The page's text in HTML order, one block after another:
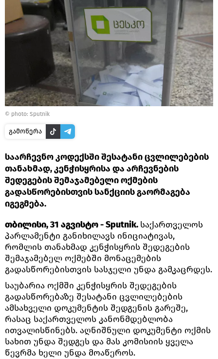
© photo: Sputnik
გამოწერა
საარჩევნო კოდექსში შესატანი ცვლილებების
თანახმად, კენჭისყრისა და არჩევნების
შედეგების შემაჯამებელი ოქმების
გადასწორებისთვის სანქციის გაორმაგება
იგეგმება.
თბილისი, 31 აგვისტო - Sputnik. საქართველოს
პარლამენტი განიხილავს ინიციატივას,
რომლის თანახმად კენჭისყრის შედეგების
შემაჯამებელ ოქმებში მონაცემების
გადასწორებისთვის სასჯელი უნდა გამკაცრდეს.
საუბარია ოქმში კენჭისყრის შედეგების
გადასწორებაზე შესატანი ცვლილებების
ამსახველი დოკუმენტის შედგენის გარეშე,
რასაც საქართველოს კანონმდებლობა
ითვალისწინებს. აღნიშნული დოკუმენტი ოქმის
სახით უნდა შედგეს და მას კომისიის ყველა
წევრმა ხელი უნდა მოაწეროს.